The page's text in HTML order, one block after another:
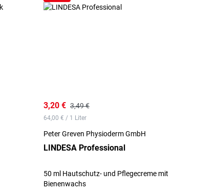
3,20 € 3,49 €
64,00 € / 1 Liter
Peter Greven Physioderm GmbH
LINDESA Professional
50 ml Hautschutz- und Pflegecreme mit
Bienenwachs